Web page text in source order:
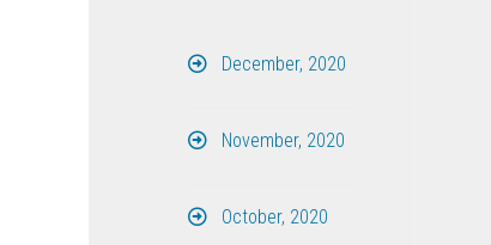
December, 2020
November, 2020
October, 2020